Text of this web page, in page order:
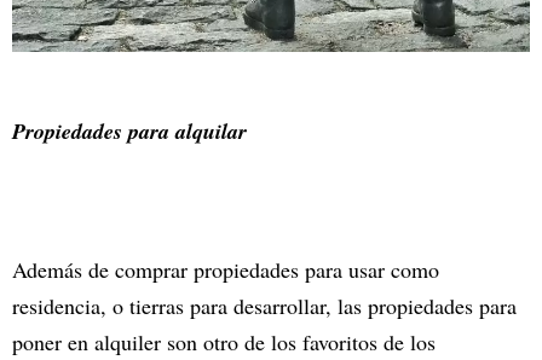
Propiedades para alquilar
Además de comprar propiedades para usar como
residencia, o tierras para desarrollar, las propiedades para
poner en alquiler son otro de los favoritos de los